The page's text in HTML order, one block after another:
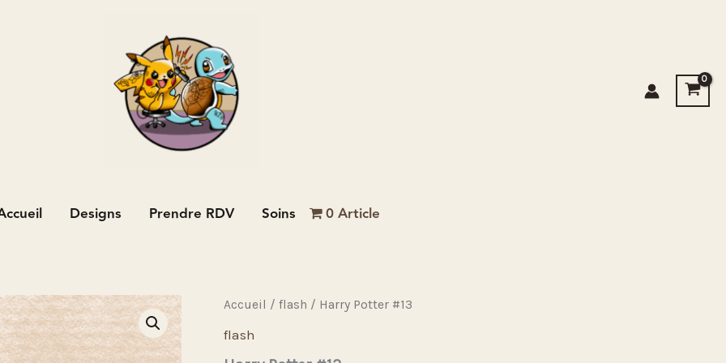
Designs Prendre RDV Soins 0 Article
Accueil /flash / Harry Potter #13
flash